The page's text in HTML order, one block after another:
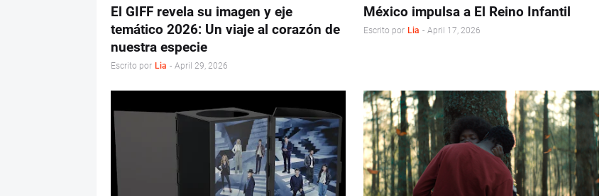
El GIFF revela su imagen y eje
temático 2026: Un viaje al corazón de
nuestra especie
Escrito por Lia - April 29, 2026
México impulsa a El Reino Infantil
Escrito por Lia - April 17, 2026